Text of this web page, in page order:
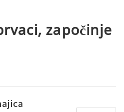
započinje